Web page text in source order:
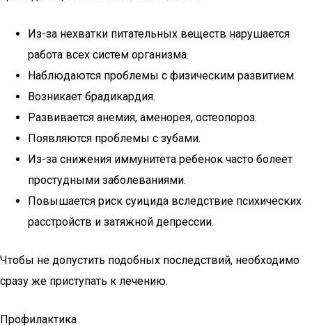
Из-за нехватки питательных веществ нарушается
работа всех систем организма.
Наблюдаются проблемы с физическим развитием.
Возникает брадикардия.
Развивается анемия, аменорея, остеопороз.
Появляются проблемы с зубами.
Из-за снижения иммунитета ребенок часто болеет
простудными заболеваниями.
Повышается риск суицида вследствие психических
расстройств и затяжной депрессии.
Чтобы не допустить подобных последствий, необходимо
сразу же приступать к лечению.
Профилактика